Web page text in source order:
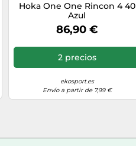
Hoka One One Rincon 4 40
Azul
86,90 €
2 precios
ekosport.es
Envío a partir de 7,99 €